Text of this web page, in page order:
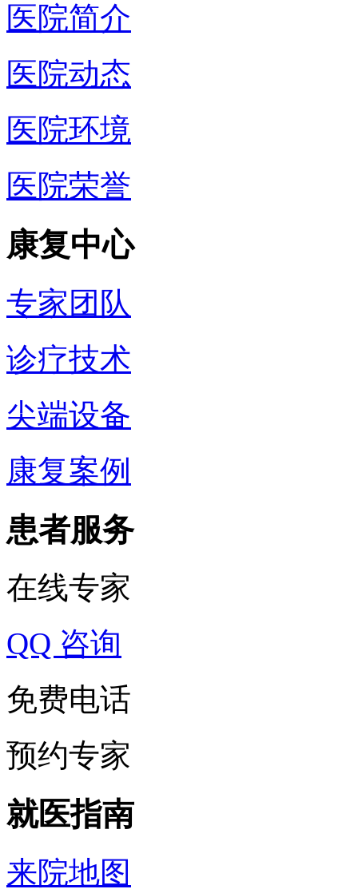
医院简介
医院动态
医院环境
医院荣誉
康复中心
专家团队
诊疗技术
尖端设备
康复案例
患者服务
在线专家
QQ 咨询
免费电话
预约专家
就医指南
来院地图